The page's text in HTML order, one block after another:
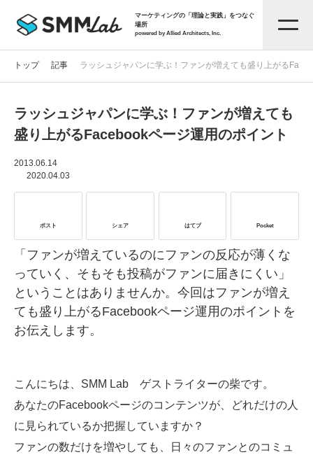
マーケティングの「理論と実践」をつなぐ
場所
powered by Allied Architects, Inc.
記事一覧
お役立ち資料
サービス資料
トップ 記事 ラッシュジャパンに学ぶ！ファンが増えても盛り上がる
ラッシュジャパンに学ぶ！ファンが増えても
盛り上がるFacebookページ運用のポイント
2013.06.14
2020.04.03
ポスト シェア はてブ Pocket
「ファンが増えているのにファンの反応が薄くな
っていく、そもそも投稿がファンに届きにくい」
ということはありませんか。今回はファンが増え
ても盛り上がるFacebookページ運用のポイントを
お伝えします。
こんにちは、SMM Lab ゲストライターの柴です。
あなたのFacebookページのコンテンツが、どれだけの人
に見られているか把握していますか？
ファンの数だけを増やしても、日々のファンとのコミュ